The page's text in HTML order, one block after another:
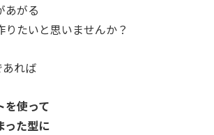
あがる
たいと思いませんか？
あれば
を使って
った型に